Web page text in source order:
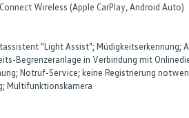
Wireless (Apple CarPlay, Android Auto)
"Light Assist";
Begrenzeranlage in Verbindung mit
Notruf-Service; keine Registrierung
Multifunktionskamera